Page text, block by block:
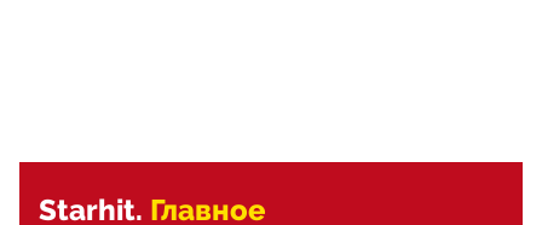
Starhit. Главное